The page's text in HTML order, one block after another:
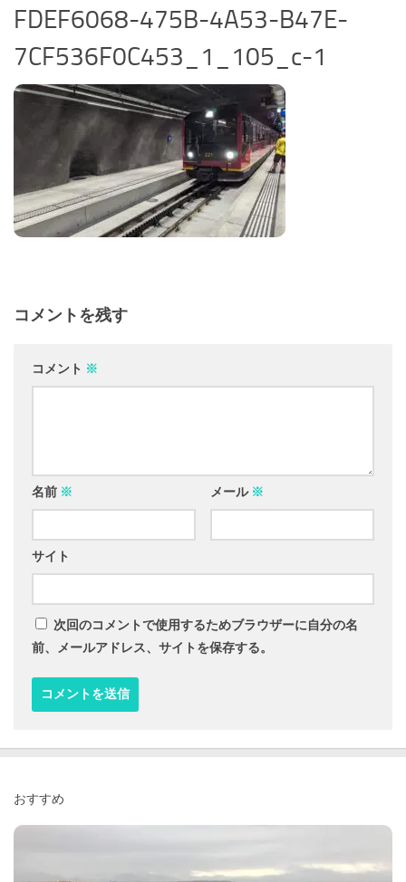
FDEF6068-475B-4A53-B47E-
7CF536F0C453_1_105_c-1
コメントを残す
コメント ※
名前 ※ メール ※
サイト
次回のコメントで使用するためブラウザーに自分の名
前、メールアドレス、サイトを保存する。
おすすめ